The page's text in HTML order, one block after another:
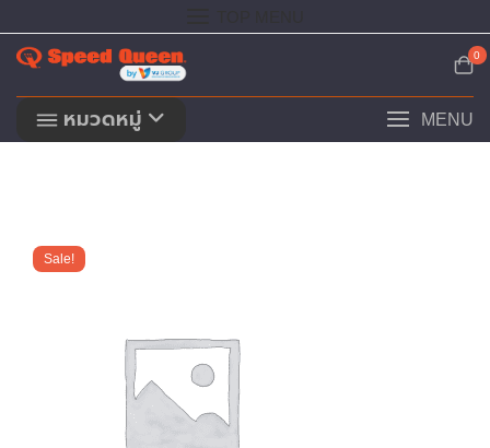
content
0
หมวดหมู่ MENU
Sale!